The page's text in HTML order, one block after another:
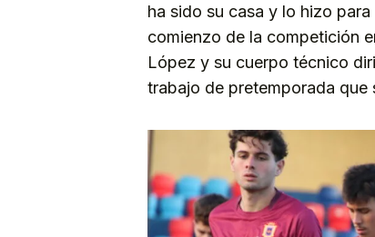
ha sido su casa y lo hizo
comienzo de la competición
López y su cuerpo técnico
trabajo de pretemporada que